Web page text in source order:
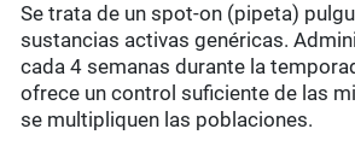
Se trata de un spot-on (pipeta)
sustancias activas genéricas.
cada 4 semanas durante la
ofrece un control suficiente de las
se multipliquen las poblaciones.